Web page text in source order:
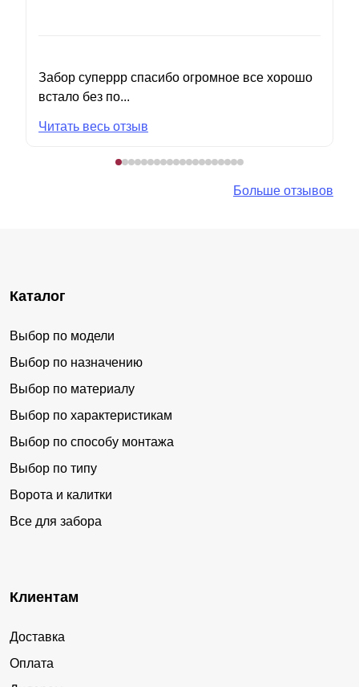
Забор суперрр спасибо огромное все хорошо
встало без по...
Читать весь отзыв
Больше отзывов
Каталог
Выбор по модели
Выбор по назначению
Выбор по материалу
Выбор по характеристикам
Выбор по способу монтажа
Выбор по типу
Ворота и калитки
Все для забора
Клиентам
Доставка
Оплата